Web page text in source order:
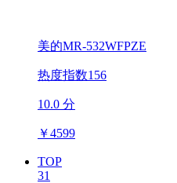
美的MR-532WFPZE
热度指数156
10.0 分
￥4599
TOP
31